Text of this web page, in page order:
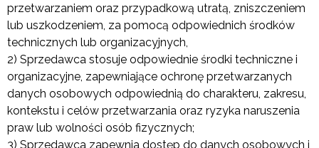
przetwarzaniem oraz przypadkową utratą, zniszczeniem
lub uszkodzeniem, za pomocą odpowiednich środków
technicznych lub organizacyjnych,
2) Sprzedawca stosuje odpowiednie środki techniczne i
organizacyjne, zapewniające ochronę przetwarzanych
danych osobowych odpowiednią do charakteru, zakresu,
kontekstu i celów przetwarzania oraz ryzyka naruszenia
praw lub wolności osób fizycznych;
3) Sprzedawca zapewnia dostęp do danych osobowych i